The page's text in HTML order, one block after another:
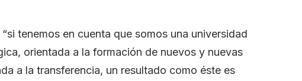
tenemos en cuenta que somos una universidad
orientada a la formación de nuevos y nuevas
a la transferencia, un resultado como éste es